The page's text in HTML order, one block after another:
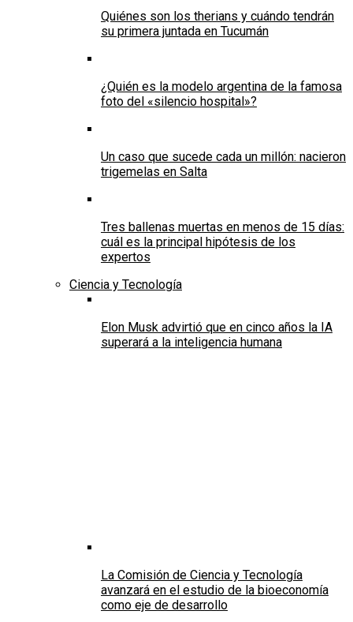
Quiénes son los therians y cuándo tendrán
su primera juntada en Tucumán
¿Quién es la modelo argentina de la famosa
foto del «silencio hospital»?
Un caso que sucede cada un millón: nacieron
trigemelas en Salta
Tres ballenas muertas en menos de 15 días:
cuál es la principal hipótesis de los
expertos
Ciencia y Tecnología
Elon Musk advirtió que en cinco años la IA
superará a la inteligencia humana
La Comisión de Ciencia y Tecnología
avanzará en el estudio de la bioeconomía
como eje de desarrollo